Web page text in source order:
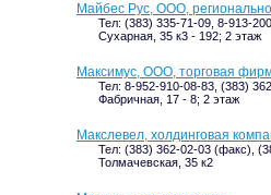
Майбес Рус, ООО,
Тел: (383) 335-71-09, 8-913-
Сухарная, 35 к3 - 192; 2 этаж
Максимус, ООО, торговая
Тел: 8-952-910-08-83, (383)
Фабричная, 17 - 8; 2 этаж
Макслевел, холдинговая
Тел: (383) 362-02-03 (факс),
Толмачевская, 35 к2